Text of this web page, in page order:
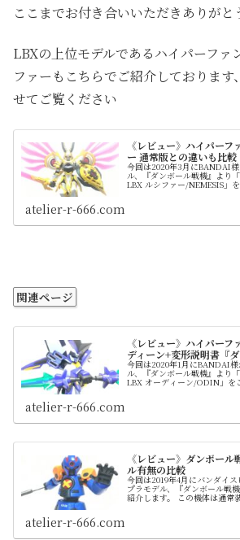
ここまでお付き合いいただきありがと
LBXの上位モデルであるハイパーファ
ファーもこちらでご紹介しております
せてご覧ください
《レビュー》ハイパーフ
ー 通常版との違いも比較
今回は2020年3月にBANDAI
ル、『ダンボール戦機』より
LBX ルシファー/NEMESIS」
ズです。多色成形とホイルシ
atelier-r-666.com
関連ページ
《レビュー》ハイパー
ディーン+変形説明書『ダ
今回は2020年1月にBANDAI
ル、『ダンボール戦機』より
LBX オーディーン/ODIN」を
明書も載せましたので、紙を
が持つとされる槍の名を冠し
新作として発売されました。
atelier-r-666.com
《レビュー》ダンボー
ル有無の比較
今回は2019年4月にバンダイ
プラモデル、『ダンボール戦
紹介します。 この機体は通常
atelier-r-666.com